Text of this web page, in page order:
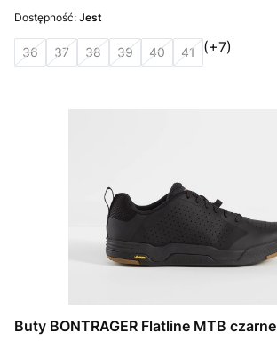
Dostępność: Jest
36 37 38 39 40 41 (+7)
Buty BONTRAGER Flatline MTB czarne